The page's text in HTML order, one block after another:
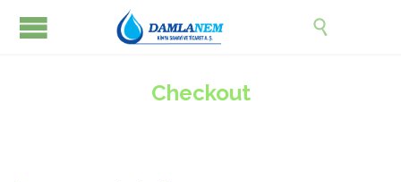

Checkout